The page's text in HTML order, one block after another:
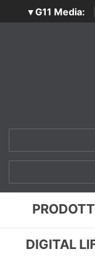
▾ G11 Media:
SecurityOpenLab
DIGITAL